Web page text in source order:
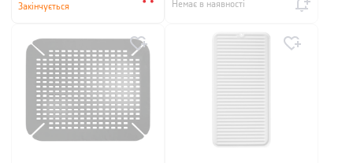
Закінчується Немає в наявності